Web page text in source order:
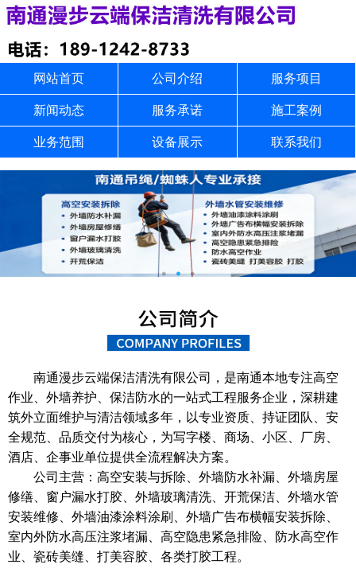
网站首页 公司介绍 服务项目
新闻动态 服务承诺 施工案例
业务范围 设备展示 联系我们
南通漫步云端保洁清洗有限公司，是南通本地专注高空
作业、外墙养护、保洁防水的一站式工程服务企业，深耕建
筑外立面维护与清洁领域多年，以专业资质、持证团队、安
全规范、品质交付为核心，为写字楼、商场、小区、厂房、
酒店、企事业单位提供全流程解决方案。
公司主营：高空安装与拆除、外墙防水补漏、外墙房屋
修缮、窗户漏水打胶、外墙玻璃清洗、开荒保洁、外墙水管
安装维修、外墙油漆涂料涂刷、外墙广告布横幅安装拆除、
室内外防水高压注浆堵漏、高空隐患紧急排险、防水高空作
业、瓷砖美缝、打美容胶、各类打胶工程。